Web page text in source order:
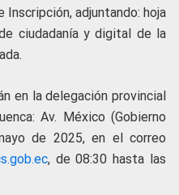
Inscripción, adjuntando: hoja
ciudadanía y digital de la
en la delegación provincial
Av. México (Gobierno
de 2025, en el correo
, de 08:30 hasta las